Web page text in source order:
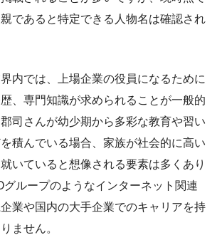
であると特定できる人物名は確認され
内では、上場企業の役員になるために
、専門知識が求められることが一般的
司さんが幼少期から多彩な教育や習い
積んでいる場合、家族が社会的に高い
いていると想像される要素は多くあり
グループのようなインターネット関連
業や国内の大手企業でのキャリアを持
ません。